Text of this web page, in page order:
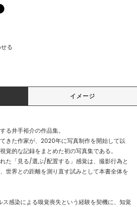
る
イメージ
る井手裕介の作品集。
きた作家が、2020年に写真制作を開始して以
覚的な記録をまとめた初の写真集である。
た「見る/選ぶ/配置する」感覚は、撮影行為と
世界との距離を測り直す試みとして本書全体を
感染による嗅覚喪失という経験を契機に、知覚